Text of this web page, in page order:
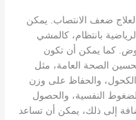
لعلاج ضعف الانتصاب. يمكن
بانتظام، كالمشي
كما يمكن أن تكون
لتحسين الصحة العامة، مثل
والحفاظ على وزن
النفسية، والحصول
إلى ذلك، يمكن أن تساعد